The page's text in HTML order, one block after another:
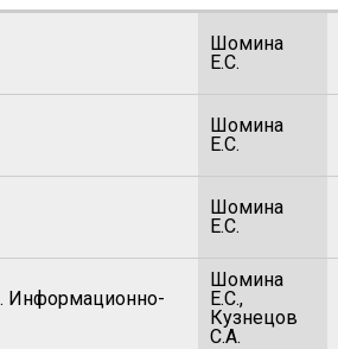
Шомина
Е.С.
Шомина
Е.С.
Шомина
Е.С.
Информационно-
Шомина
Е.С.,
Кузнецов
С.А.